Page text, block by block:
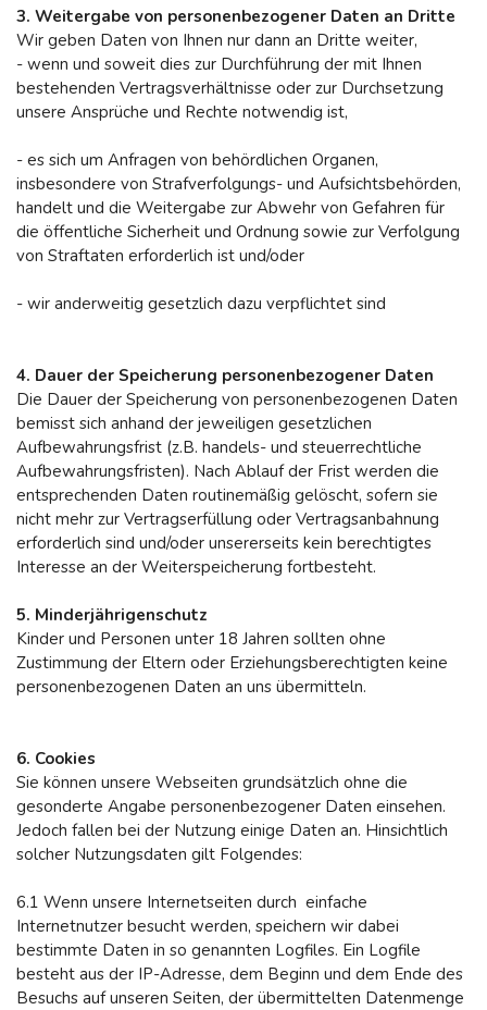
3. Weitergabe von personenbezogener Daten an Dritte
Wir geben Daten von Ihnen nur dann an Dritte weiter,
- wenn und soweit dies zur Durchführung der mit Ihnen
bestehenden Vertragsverhältnisse oder zur Durchsetzung
unsere Ansprüche und Rechte notwendig ist,
- es sich um Anfragen von behördlichen Organen,
insbesondere von Strafverfolgungs- und Aufsichtsbehörden,
handelt und die Weitergabe zur Abwehr von Gefahren für
die öffentliche Sicherheit und Ordnung sowie zur Verfolgung
von Straftaten erforderlich ist und/oder
- wir anderweitig gesetzlich dazu verpflichtet sind
4. Dauer der Speicherung personenbezogener Daten
Die Dauer der Speicherung von personenbezogenen Daten
bemisst sich anhand der jeweiligen gesetzlichen
Aufbewahrungsfrist (z.B. handels- und steuerrechtliche
Aufbewahrungsfristen). Nach Ablauf der Frist werden die
entsprechenden Daten routinemäßig gelöscht, sofern sie
nicht mehr zur Vertragserfüllung oder Vertragsanbahnung
erforderlich sind und/oder unsererseits kein berechtigtes
Interesse an der Weiterspeicherung fortbesteht.
5. Minderjährigenschutz
Kinder und Personen unter 18 Jahren sollten ohne
Zustimmung der Eltern oder Erziehungsberechtigten keine
personenbezogenen Daten an uns übermitteln.
6. Cookies
Sie können unsere Webseiten grundsätzlich ohne die
gesonderte Angabe personenbezogener Daten einsehen.
Jedoch fallen bei der Nutzung einige Daten an. Hinsichtlich
solcher Nutzungsdaten gilt Folgendes:
6.1 Wenn unsere Internetseiten durch einfache
Internetnutzer besucht werden, speichern wir dabei
bestimmte Daten in so genannten Logfiles. Ein Logfile
besteht aus der IP-Adresse, dem Beginn und dem Ende des
Besuchs auf unseren Seiten, der übermittelten Datenmenge